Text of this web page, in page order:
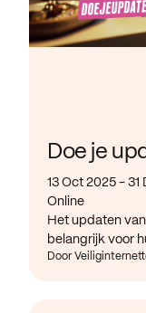
Doe je
13 Oct 2025 - 31
Online
Het updaten
belangrijk voor
Door